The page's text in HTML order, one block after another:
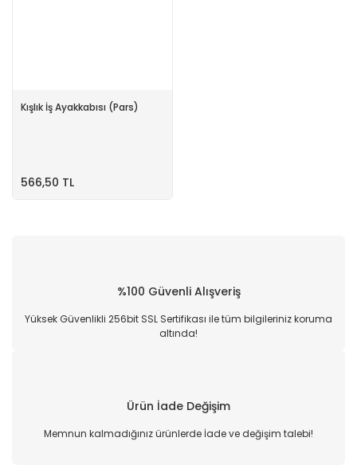
Kışlık İş Ayakkabısı (Pars)
566,50 TL
%100 Güvenli Alışveriş
Yüksek Güvenlikli 256bit SSL Sertifikası ile tüm bilgileriniz koruma
altında!
Ürün İade Değişim
Memnun kalmadığınız ürünlerde İade ve değişim talebi!